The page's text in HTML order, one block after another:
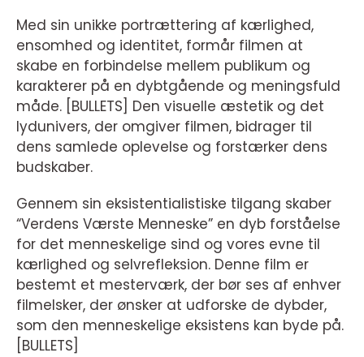
Med sin unikke portrættering af kærlighed,
ensomhed og identitet, formår filmen at
skabe en forbindelse mellem publikum og
karakterer på en dybtgående og meningsfuld
måde. [BULLETS] Den visuelle æstetik og det
lydunivers, der omgiver filmen, bidrager til
dens samlede oplevelse og forstærker dens
budskaber.
Gennem sin eksistentialistiske tilgang skaber
“Verdens Værste Menneske” en dyb forståelse
for det menneskelige sind og vores evne til
kærlighed og selvrefleksion. Denne film er
bestemt et mesterværk, der bør ses af enhver
filmelsker, der ønsker at udforske de dybder,
som den menneskelige eksistens kan byde på.
[BULLETS]